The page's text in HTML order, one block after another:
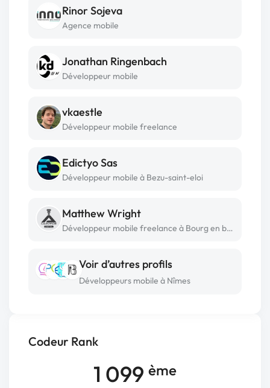
Codeur Rank
1 099 ème
Rinor Sojeva
Agence mobile
Jonathan Ringenbach
Développeur mobile
vkaestle
Développeur mobile freelance
Edictyo Sas
Développeur mobile à Bezu-saint-eloi
Matthew Wright
Développeur mobile freelance à Bourg en bresse
Voir d’autres profils
Développeurs mobile à Nîmes